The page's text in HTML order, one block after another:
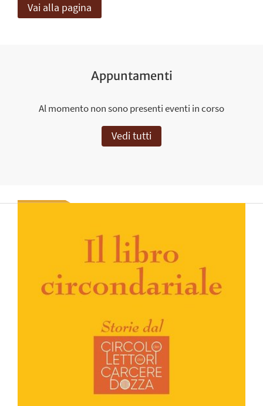
Vai alla pagina
Appuntamenti
Al momento non sono presenti eventi in corso
Vedi tutti